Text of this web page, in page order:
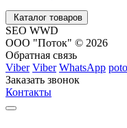
Каталог товаров
SEO WWD
ООО "Поток" © 2026
Обратная связь
Viber Viber WhatsApp
Заказать звонок
Контакты